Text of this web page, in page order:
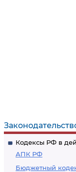
Кодексы РФ в
АПК РФ
Бюджетный